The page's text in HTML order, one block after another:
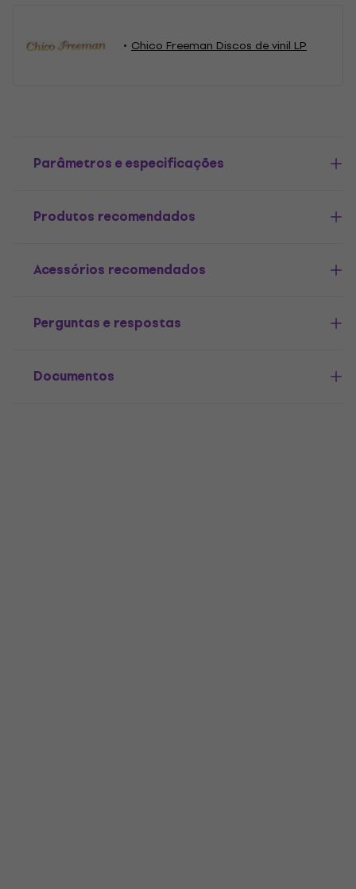
Chico Freeman Discos de vinil LP
Parâmetros e especificações
Produtos recomendados
Acessórios recomendados
Perguntas e respostas
Documentos